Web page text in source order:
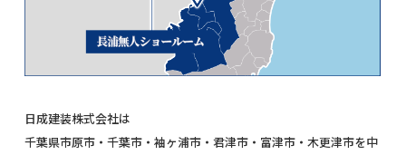
日成建装株式会社は
千葉県市原市・千葉市・袖ヶ浦市・君津市・富津市・木更津市を中